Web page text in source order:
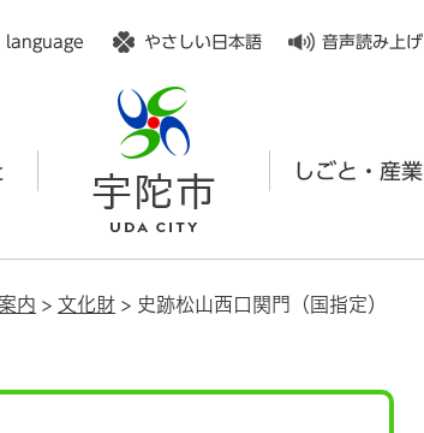
language やさしい日本語 音声読み上げ
しごと・産業
内 > 文化財 > 史跡松山西口関門（国指定）